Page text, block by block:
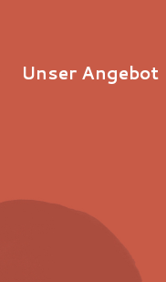
Unser Angebot